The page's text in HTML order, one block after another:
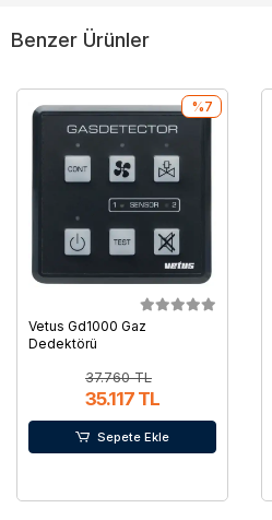
Benzer Ürünler
Vetus Gd1000 Gaz
Dedektörü
37.760 TL
35.117 TL
%7
Sepete Ekle